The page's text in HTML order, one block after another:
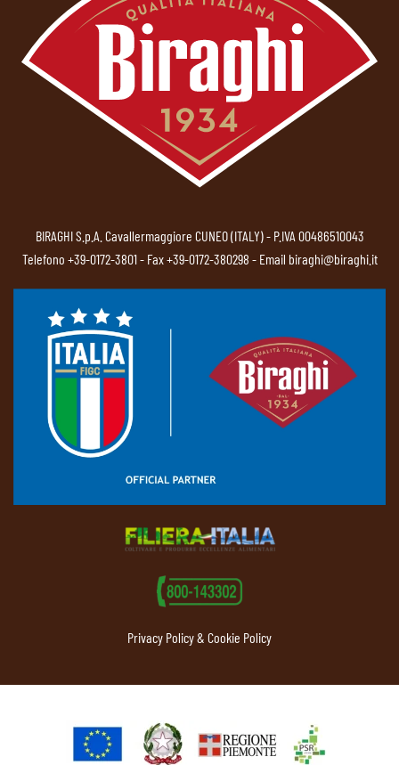
BIRAGHI S.p.A. Cavallermaggiore CUNEO (ITALY) - P.IVA 00486510043
Telefono +39-0172-3801- Fax +39-0172-380298 - Email biraghi@biraghi.it
Privacy Policy & Cookie Policy